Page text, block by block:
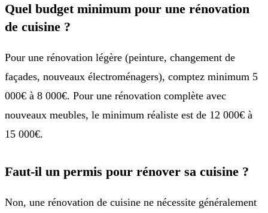
Quel budget minimum pour une rénovation
de cuisine ?
Pour une rénovation légère (peinture, changement de
façades, nouveaux électroménagers), comptez minimum 5
000€ à 8 000€. Pour une rénovation complète avec
nouveaux meubles, le minimum réaliste est de 12 000€ à
15 000€.
Faut-il un permis pour rénover sa cuisine ?
Non, une rénovation de cuisine ne nécessite généralement